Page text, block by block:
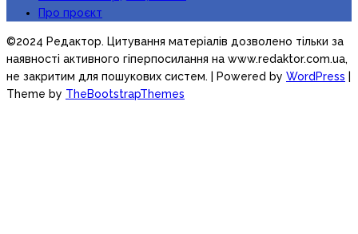
Про проєкт
©2024 Редактор. Цитування матеріалів дозволено тільки за
наявності активного гіперпосилання на www.redaktor.com.ua,
не закритим для пошукових систем. | Powered by WordPress
Theme by TheBootstrapThemes